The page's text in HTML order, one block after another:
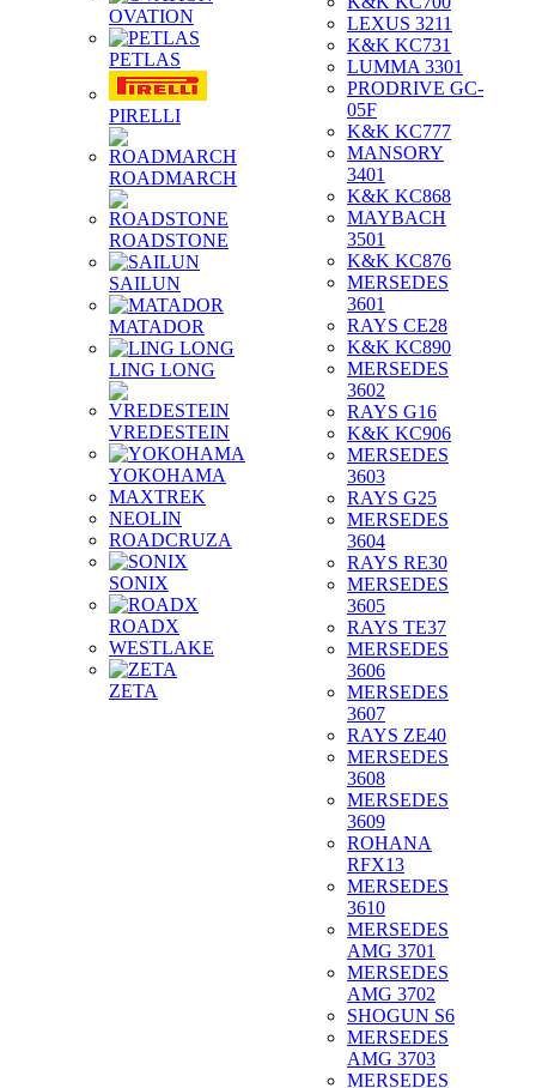
OVATION
PETLAS
PIRELLI
ROADMARCH
ROADSTONE
SAILUN
MATADOR
LING LONG
VREDESTEIN
YOKOHAMA
MAXTREK
NEOLIN
ROADCRUZA
SONIX
ROADX
WESTLAKE
ZETA
LEXUS 3211
K&K KC731
LUMMA 3301
PRODRIVE GC-
05F
K&K KC777
MANSORY
3401
K&K KC868
MAYBACH
3501
K&K KC876
MERSEDES
3601
RAYS CE28
K&K KC890
MERSEDES
3602
RAYS G16
K&K KC906
MERSEDES
3603
RAYS G25
MERSEDES
3604
RAYS RE30
MERSEDES
3605
RAYS TE37
MERSEDES
3606
MERSEDES
3607
RAYS ZE40
MERSEDES
3608
MERSEDES
3609
ROHANA
RFX13
MERSEDES
3610
MERSEDES
AMG 3701
MERSEDES
AMG 3702
SHOGUN S6
MERSEDES
AMG 3703
MERSEDES